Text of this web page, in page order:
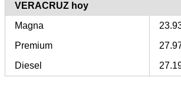
VERACRUZ hoy
Magna
Premium
Diesel